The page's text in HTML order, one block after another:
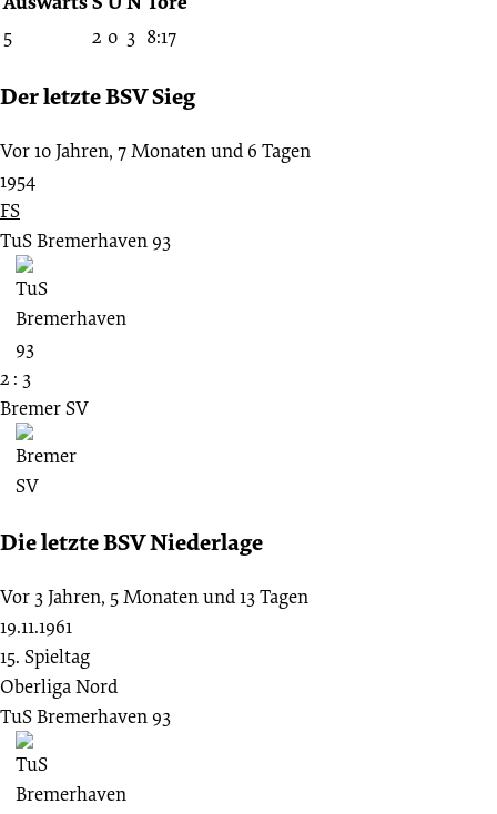
5 2 0 3 8:17
Der letzte BSV Sieg
Vor 10 Jahren, 7 Monaten und 6 Tagen
1954
FS
TuS Bremerhaven 93
2 : 3
Bremer SV
Die letzte BSV Niederlage
Vor 3 Jahren, 5 Monaten und 13 Tagen
19.11.1961
15. Spieltag
Oberliga Nord
TuS Bremerhaven 93